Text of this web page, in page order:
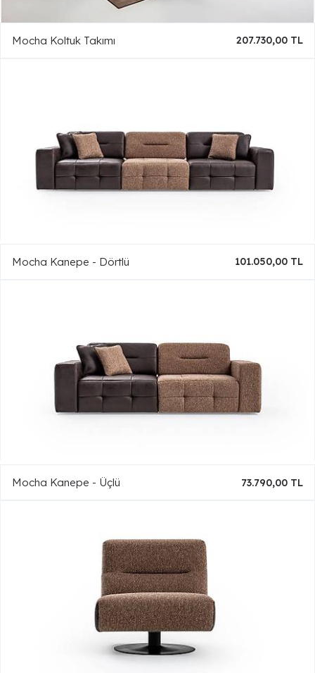
Mocha Koltuk Takımı 207.730,00 TL
Mocha Kanepe - Dörtlü 101.050,00 TL
Mocha Kanepe - Üçlü 73.790,00 TL